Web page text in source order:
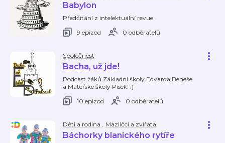
Babylon
Předčítání z intelektuální revue
9 epizod
0 odběratelů
Společnost
Bacha, už jde!
Podcast žáků Základní školy Edvarda Beneše
a Mateřské školy Písek. :)
10 epizod
0 odběratelů
Děti a rodina , Mazlíčci a zvířata
Báchorky blanického rytíře